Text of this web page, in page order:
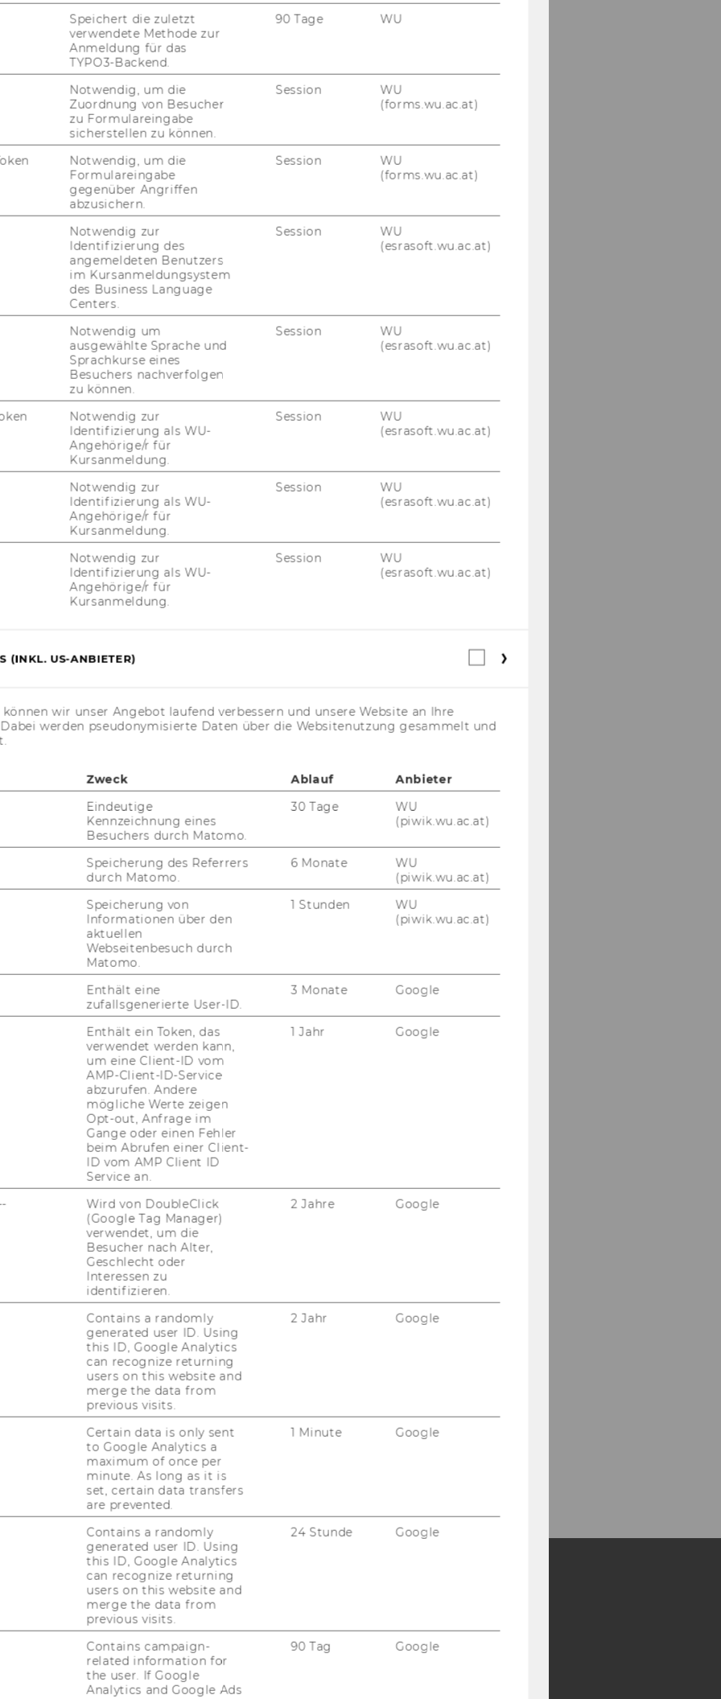
Cases füh­ren­der Un­ter­neh­men
ex­klu­si­ve Aus­zeich­nun­gen
Ex­pert:innen und Un­ter­neh­
und Coa­ching von er­fah­re­nen Prak­ti­
mit pra­xis­na­her Pro­blem­lö­sungs­kom­
vor Ent­schei­dungs­trä­ger:innen re­nom­
Com­mu­ni­ty am­bi­tio­nier­ter Stu­
allen In­for­ma­tio­nen rund um die Chal­len­
Coa­chings und Events
und Team­bil­dung
und Tipps von er­folg­rei­chen Teil­neh­
Dead­lines, damit du nichts ver­passt
Platz für 2027 und er­fah­re als Erste:r,
Case Chal­len­ge star­tet.
in Betracht gezogen werden
erkläre ich mich damit einverstanden, dass die von
Adresse, Universität, Studienrichtung und
Teilnehmende der Business Case Challenge 2025
zum Zweck der Teamfindung und
dass meine E-Mail-Adresse automatisch in den
aufgenommen wird, um regelmäßige Updates
zu erhalten. Ich kann mich jederzeit vom
Link in der E-Mail nutze.
(*) gekennzeichnet.
NewsletterBluesky
Speichert die zuletzt
verwendete Methode zur
Anmeldung für das
TYPO3-Backend.
90 Tage WU
Notwendig, um die
Zuordnung von Besucher
zu Formulareingabe
sicherstellen zu können.
Session
WU
(forms.wu.ac.at)
Notwendig, um die
Formulareingabe
gegenüber Angriffen
abzusichern.
Session
WU
(forms.wu.ac.at)
Notwendig zur
Identifizierung des
angemeldeten Benutzers
im Kursanmeldungsystem
des Business Language
Centers.
Session
WU
(esrasoft.wu.ac.at)
Notwendig um
ausgewählte Sprache und
Sprachkurse eines
Besuchers nachverfolgen
zu können.
Session
WU
(esrasoft.wu.ac.at)
Notwendig zur
Identifizierung als WU-
Angehörige/r für
Kursanmeldung.
Session
WU
(esrasoft.wu.ac.at)
Notwendig zur
Identifizierung als WU-
Angehörige/r für
Kursanmeldung.
Session
WU
(esrasoft.wu.ac.at)
Notwendig zur
Identifizierung als WU-
Angehörige/r für
Kursanmeldung.
Session
WU
(esrasoft.wu.ac.at)
(INKL. US-ANBIETER)
Webstatistik
wir unser Angebot laufend verbessern und unsere Website an Ihre
werden pseudonymisierte Daten über die Websitenutzung gesammelt und
Zweck Ablauf
Anbieter
Eindeutige
Kennzeichnung eines
Besuchers durch Matomo.
30 Tage
WU
(piwik.wu.ac.at)
Speicherung des Referrers
durch Matomo.
6 Monate
WU
(piwik.wu.ac.at)
Speicherung von
Informationen über den
aktuellen
Webseitenbesuch durch
Matomo.
1 Stunden
WU
(piwik.wu.ac.at)
Enthält eine
zufallsgenerierte User-ID.
3 Monate Google
Enthält ein Token, das
verwendet werden kann,
um eine Client-ID vom
AMP-Client-ID-Service
abzurufen. Andere
mögliche Werte zeigen
Opt-out, Anfrage im
Gange oder einen Fehler
beim Abrufen einer Client-
ID vom AMP Client ID
Service an.
1 Jahr Google
Wird von DoubleClick
(Google Tag Manager)
verwendet, um die
Besucher nach Alter,
Geschlecht oder
Interessen zu
identifizieren.
2 Jahre Google
Contains a randomly
generated user ID. Using
this ID, Google Analytics
can recognize returning
users on this website and
merge the data from
previous visits.
2 Jahr Google
Certain data is only sent
to Google Analytics a
maximum of once per
minute. As long as it is
set, certain data transfers
are prevented.
1 Minute Google
Contains a randomly
generated user ID. Using
this ID, Google Analytics
can recognize returning
users on this website and
merge the data from
previous visits.
24 Stunde Google
Contains campaign-
related information for
the user. If Google
Analytics and Google Ads
90 Tag Google